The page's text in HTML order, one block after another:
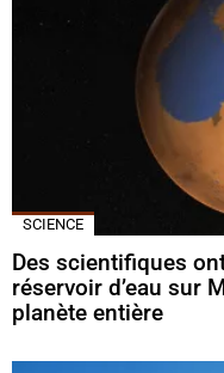
SCIENCE
Des scientifiques
réservoir d’eau sur
planète entière